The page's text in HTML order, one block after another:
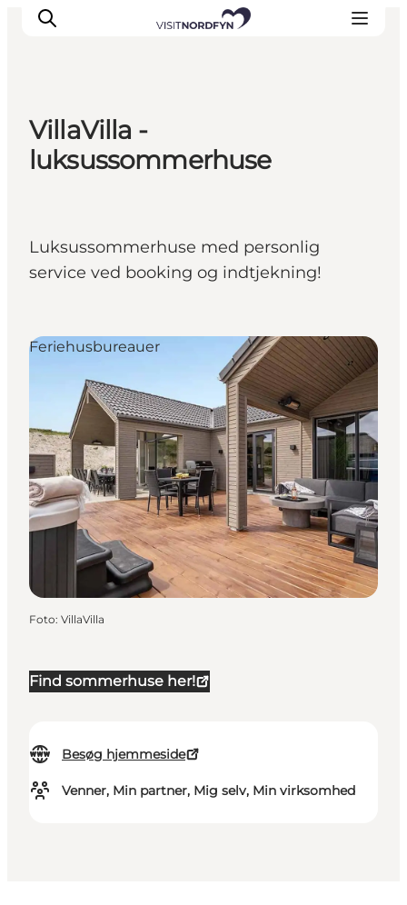
Oplev
Book oplevelser
For børn
VillaVilla -
luksussommerhuse
Luksussommerhuse med personlig
service ved booking og indtjekning!
Find sommerhuse her!
Besøg hjemmeside
Venner, Min partner, Mig selv, Min virksomhed
Feriehusbureauer
Foto: VillaVilla